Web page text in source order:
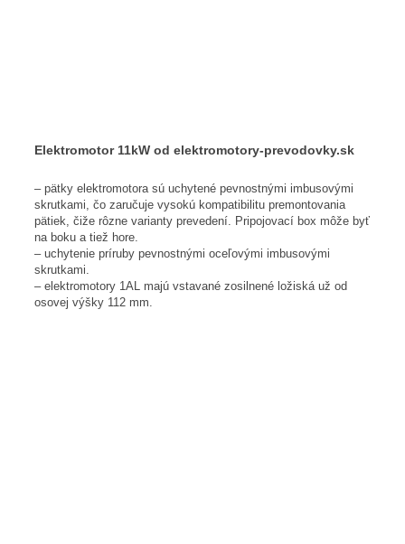
Elektromotor 11kW od elektromotory-prevodovky.sk
– pätky elektromotora sú uchytené pevnostnými imbusovými
skrutkami, čo zaručuje vysokú kompatibilitu premontovania
pätiek, čiže rôzne varianty prevedení. Pripojovací box môže byť
na boku a tiež hore.
– uchytenie príruby pevnostnými oceľovými imbusovými
skrutkami.
– elektromotory 1AL majú vstavané zosilnené ložiská už od
osovej výšky 112 mm.